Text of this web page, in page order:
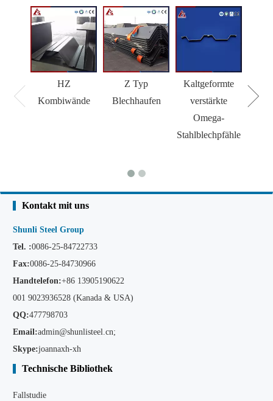
HZ
Kombiwände
Z Typ
Blechhaufen
Kaltgeformte
verstärkte
Omega-
Stahlblechpfähle
Kontakt mit uns
Shunli Steel Group
Tel. :0086-25-84722733
Fax:0086-25-84730966
Handtelefon:+86 13905190622
001 9023936528 (Kanada & USA)
QQ:477798703
Email:admin@shunlisteel.cn;
Skype:joannaxh-xh
Technische Bibliothek
Fallstudie